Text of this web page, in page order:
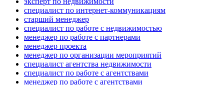
специалист по интернет-коммуникациям
старший менеджер
специалист по работе с недвижимостью
менеджер по работе с партнерами
менеджер проекта
менеджер по организации мероприятий
специалист агентства недвижимости
специалист по работе с агентствами
менеджер по работе с агентствами